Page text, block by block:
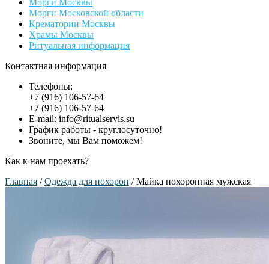
Морги Москвы
Морги Московской области
Крематории Москвы
Храмы Москвы
Ритуальная информация
Контактная информация
Телефоны:
+7 (916) 106-57-64
+7 (916) 106-57-64
E-mail: info@ritualservis.su
График работы - круглосуточно!
Звоните, мы Вам поможем!
Как к нам проехать?
Главная /Одежда для похорон / Майка похоронная мужская